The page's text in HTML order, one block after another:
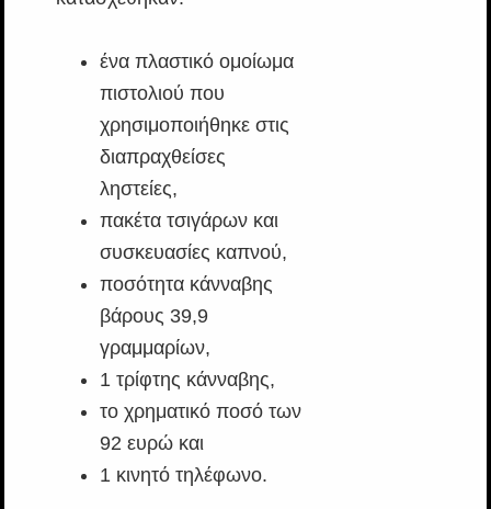
ένα πλαστικό ομοίωμα
πιστολιού που
χρησιμοποιήθηκε στις
διαπραχθείσες
ληστείες,
πακέτα τσιγάρων και
συσκευασίες καπνού,
ποσότητα κάνναβης
βάρους 39,9
γραμμαρίων,
1 τρίφτης κάνναβης,
το χρηματικό ποσό των
92 ευρώ και
1 κινητό τηλέφωνο.